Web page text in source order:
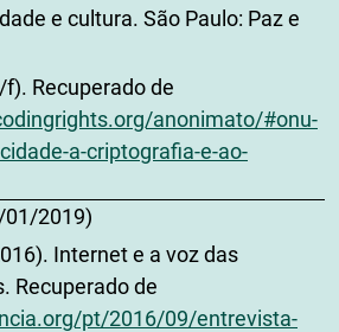
e cultura. São Paulo: Paz e
Recuperado de
anonimato/#onu-
a-criptografia-e-ao-
01/2019)
Internet e a voz das
Recuperado de
pt/2016/09/entrevista-